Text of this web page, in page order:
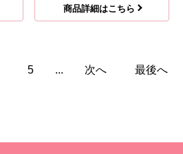
商品詳細はこちら
5 ... 次へ 最後へ